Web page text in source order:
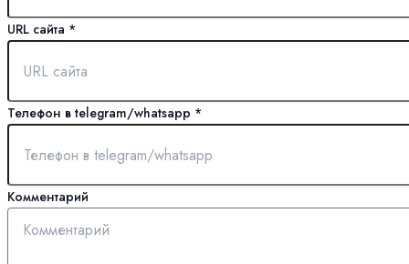
URL сайта *
Телефон в telegram/whatsapp *
Комментарий